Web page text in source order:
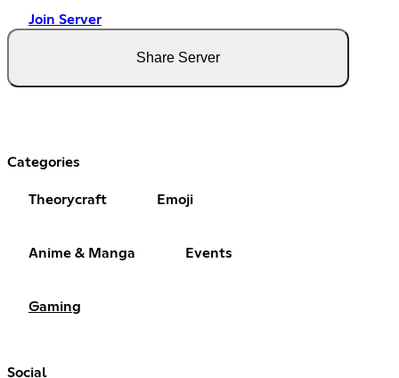
Join Server
Share Server
Categories
Theorycraft Emoji
Anime & Manga Events
Gaming
Social